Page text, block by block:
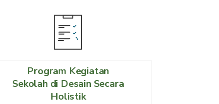
Program Kegiatan
Sekolah di Desain Secara
Holistik